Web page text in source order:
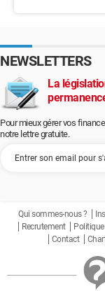
NEWSLETTERS
La
Pour mieux gérer vos
notre lettre gratuite.
Qui sommes-nous ?
Recrutement
Contact